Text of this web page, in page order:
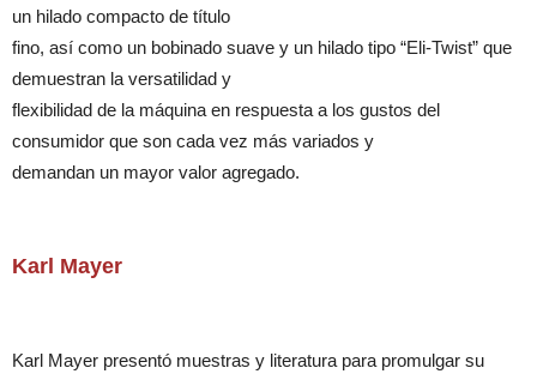
un hilado compacto de título
fino, así como un bobinado suave y un hilado tipo “Eli-Twist” que
demuestran la versatilidad y
flexibilidad de la máquina en respuesta a los gustos del
consumidor que son cada vez más variados y
demandan un mayor valor agregado.
Karl Mayer
Karl Mayer presentó muestras y literatura para promulgar su